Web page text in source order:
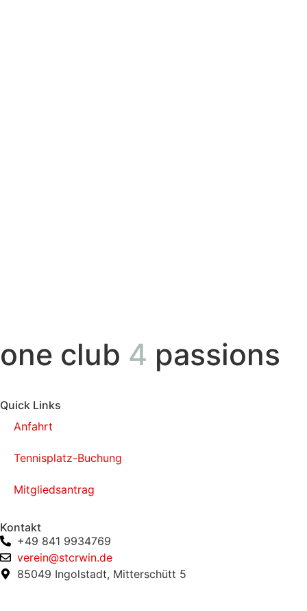
one club 4 passions
Quick Links
Anfahrt
Tennisplatz-Buchung
Mitgliedsantrag
Kontakt
+49 841 9934769
verein@stcrwin.de
85049 Ingolstadt, Mitterschütt 5